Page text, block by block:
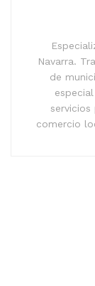
Navarra.
de
comercio